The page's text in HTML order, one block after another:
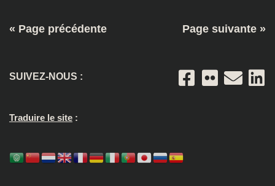
« Page précédente Page suivante »
SUIVEZ-NOUS :
Traduire le site :